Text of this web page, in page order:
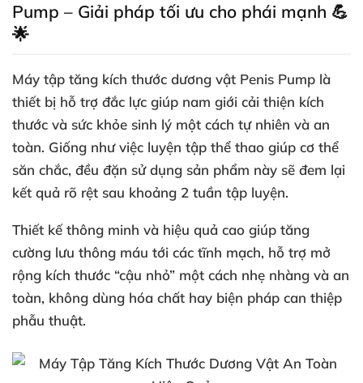
Pump – Giải pháp tối ưu cho phái mạnh 💪
🌟
Máy tập tăng kích thước dương vật Penis Pump là
thiết bị hỗ trợ đắc lực giúp nam giới cải thiện kích
thước và sức khỏe sinh lý một cách tự nhiên và an
toàn. Giống như việc luyện tập thể thao giúp cơ thể
săn chắc, đều đặn sử dụng sản phẩm này sẽ đem lại
kết quả rõ rệt sau khoảng 2 tuần tập luyện.
Thiết kế thông minh và hiệu quả cao giúp tăng
cường lưu thông máu tới các tĩnh mạch, hỗ trợ mở
rộng kích thước “cậu nhỏ” một cách nhẹ nhàng và an
toàn, không dùng hóa chất hay biện pháp can thiệp
phẫu thuật.